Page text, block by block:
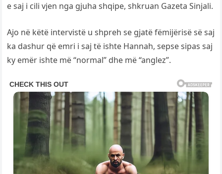
e saj i cili vjen nga gjuha shqipe, shkruan Gazeta Sinjali.
Ajo në këtë intervistë u shpreh se gjatë fëmijërisë së saj
ka dashur që emri i saj të ishte Hannah, sepse sipas saj
ky emër ishte më “normal” dhe më “anglez”.